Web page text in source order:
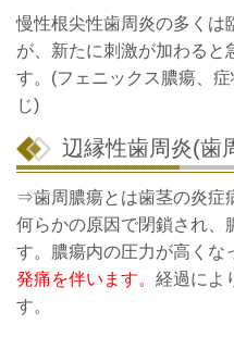
慢性根尖性歯周炎の多くは
が、新たに刺激が加わると
す。(フェニックス膿瘍、
じ)
辺縁性歯周炎(歯
⇒歯周膿瘍とは歯茎の炎症
何らかの原因で閉鎖され、
す。膿瘍内の圧力が高くな
発痛を伴います。 経過によ
す。